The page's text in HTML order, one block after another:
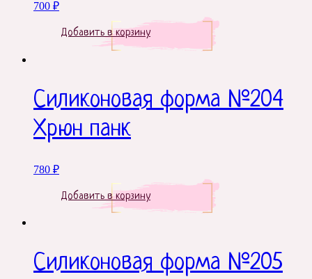
700 ₽
Добавить в корзину
Силиконовая форма №204
Хрюн панк
780 ₽
Добавить в корзину
Силиконовая форма №205